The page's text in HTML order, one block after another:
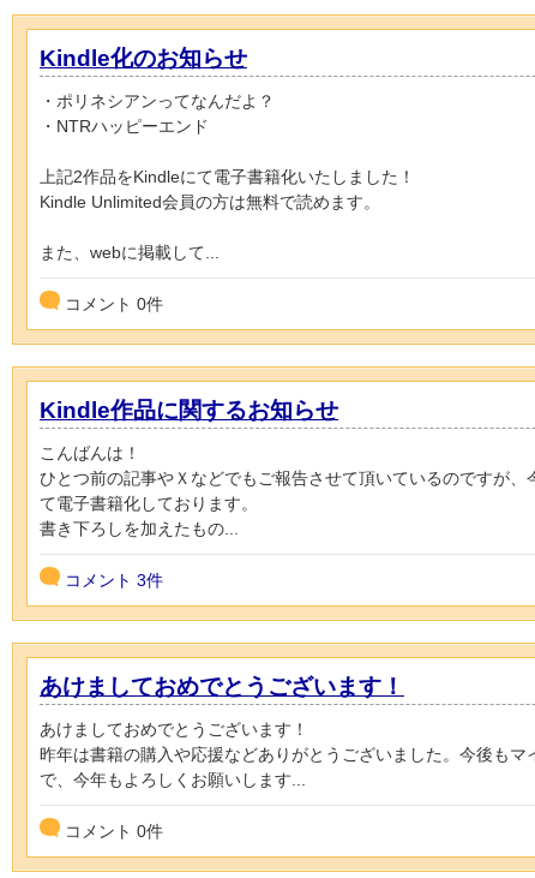
Kindle化のお知らせ
・ポリネシアンってなんだよ？
・NTRハッピーエンド
上記2作品をKindleにて電子書籍化いたしました！
Kindle Unlimited会員の方は無料で読めます。
また、webに掲載して...
コメント 0件
Kindle作品に関するお知らせ
こんばんは！
ひとつ前の記事やＸなどでもご報告させて頂いているのですが
て電子書籍化しております。
書き下ろしを加えたもの...
コメント 3件
あけましておめでとうございます！
あけましておめでとうございます！
昨年は書籍の購入や応援などありがとうございました。今後も
で、今年もよろしくお願いします...
コメント 0件